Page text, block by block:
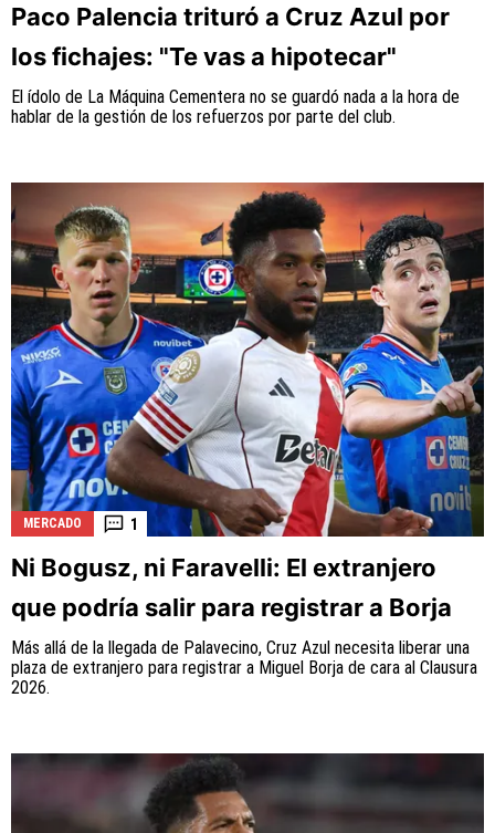
Paco Palencia trituró a Cruz Azul por
los fichajes: "Te vas a hipotecar"
El ídolo de La Máquina Cementera no se guardó nada a la hora de
hablar de la gestión de los refuerzos por parte del club.
MERCADO 1
Ni Bogusz, ni Faravelli: El extranjero
que podría salir para registrar a Borja
Más allá de la llegada de Palavecino, Cruz Azul necesita liberar una
plaza de extranjero para registrar a Miguel Borja de cara al Clausura
2026.